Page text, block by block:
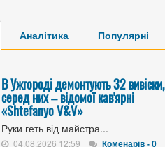
Аналітика Популярні
В Ужгороді демонтують 32 вивіски,
серед них – відомої кав'ярні
«Shtefanyo V&V»
Руки геть від майстра...
04.08.2026 12:59 Коменарів - 0